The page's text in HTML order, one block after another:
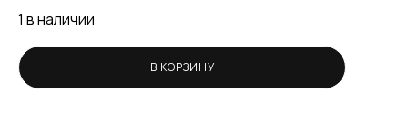
1 в наличии
В КОРЗИНУ